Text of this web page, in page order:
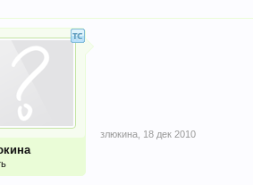
злюкина 18 дек 2010